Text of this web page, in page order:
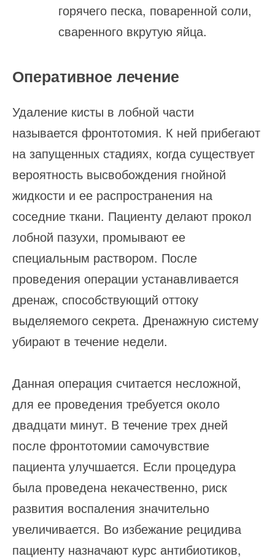
горячего песка, поваренной соли,
сваренного вкрутую яйца.
Оперативное лечение
Удаление кисты в лобной части
называется фронтотомия. К ней прибегают
на запущенных стадиях, когда существует
вероятность высвобождения гнойной
жидкости и ее распространения на
соседние ткани. Пациенту делают прокол
лобной пазухи, промывают ее
специальным раствором. После
проведения операции устанавливается
дренаж, способствующий оттоку
выделяемого секрета. Дренажную систему
убирают в течение недели.
Данная операция считается несложной,
для ее проведения требуется около
двадцати минут. В течение трех дней
после фронтотомии самочувствие
пациента улучшается. Если процедура
была проведена некачественно, риск
развития воспаления значительно
увеличивается. Во избежание рецидива
пациенту назначают курс антибиотиков,